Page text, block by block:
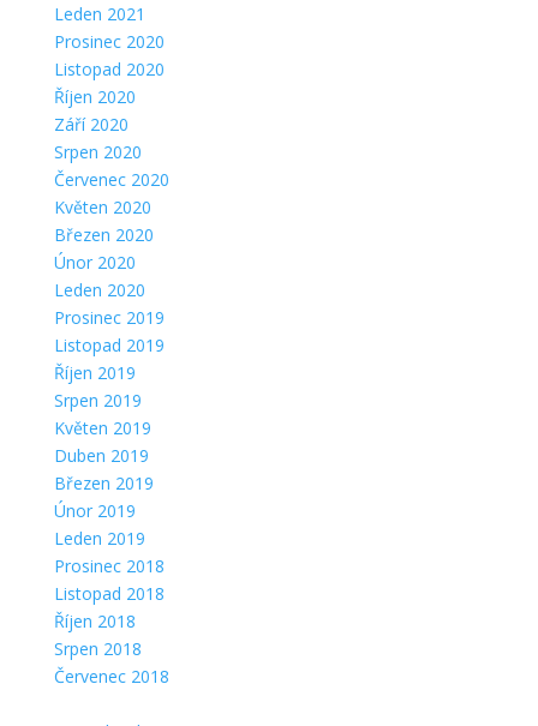
Leden 2021
Prosinec 2020
Listopad 2020
Říjen 2020
Září 2020
Srpen 2020
Červenec 2020
Květen 2020
Březen 2020
Únor 2020
Leden 2020
Prosinec 2019
Listopad 2019
Říjen 2019
Srpen 2019
Květen 2019
Duben 2019
Březen 2019
Únor 2019
Leden 2019
Prosinec 2018
Listopad 2018
Říjen 2018
Srpen 2018
Červenec 2018